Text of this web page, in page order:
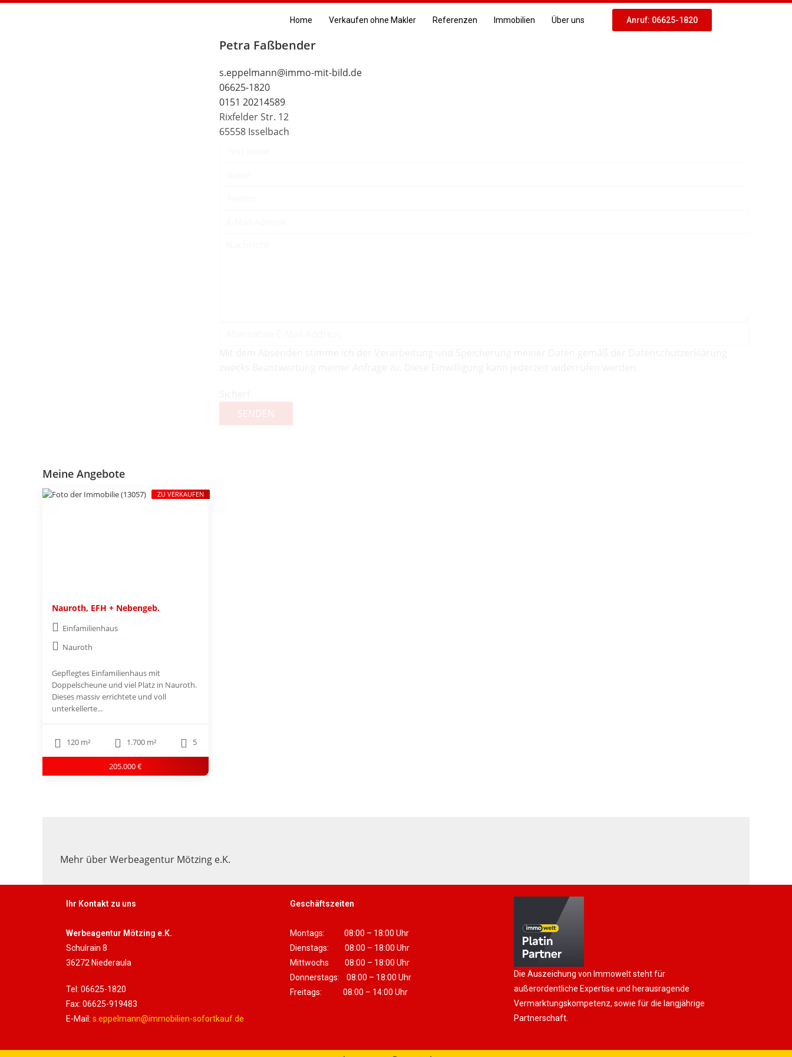
Home Verkaufen ohne Makler Referenzen Immobilien Über uns Anruf: 06625-1820
Petra Faßbender
s.eppelmann@immo-mit-bild.de
06625-1820
0151 20214589
Rixfelder Str. 12
65558 Isselbach
SENDEN
Meine Angebote
Nauroth, EFH + Nebengeb.
Einfamilienhaus
Nauroth
Gepflegtes Einfamilienhaus mit
Doppelscheune und viel Platz in Nauroth.
Dieses massiv errichtete und voll
unterkellerte...
120 m² 1.700 m² 5
205.000 €
ZU VERKAUFEN
Mehr über Werbeagentur Mötzing e.K.
Ihr Kontakt zu uns
Werbeagentur Mötzing e.K.
Schulrain 8
36272 Niederaula
Tel: 06625-1820
Fax: 06625-919483
E-Mail: s.eppelmann@immobilien-sofortkauf.de
Geschäftszeiten
Montags: 08:00 – 18:00 Uhr
Dienstags: 08:00 – 18:00 Uhr
Mittwochs 08:00 – 18:00 Uhr
Donnerstags: 08:00 – 18:00 Uhr
Freitags: 08:00 – 14:00 Uhr
Die Auszeichung von Immowelt steht für
außerordentliche Expertise und herausragende
Vermarktungskompetenz, sowie für die langjährige
Partnerschaft.